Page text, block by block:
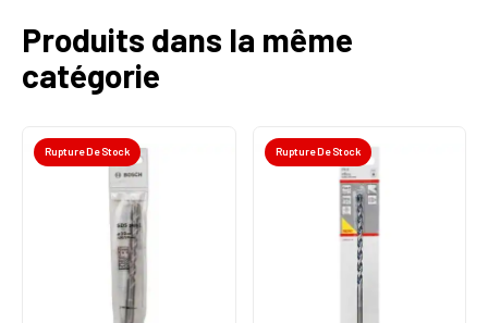
Produits dans la même
catégorie
Rupture De Stock Rupture De Stock